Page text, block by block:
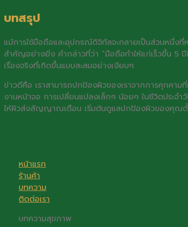
บทสรุป
แม้การใช้มือถือและอุปกรณ์ดิจิทัลจะกลายเป็นส่วนหนึ่งที่
สำคัญอย่างยิ่ง คำกล่าวที่ว่า “มือถือทำให้แก่เร็วขึ้น 5
เรื่องจริงที่เกิดขึ้นแบบสะสมอย่างเงียบๆ
ข่าวดีคือ เราสามารถปกป้องผิวของเราจากการคุกคา
งานหน้าจอ การเปลี่ยนแปลงเล็กๆ น้อยๆ ในชีวิตประจ
ให้ผิวส่งสัญญาณเตือน เริ่มต้นดูแลปกป้องผิวของคุณตั้
หน้าแรก
ร้านค้า
บทความ
ติดต่อเรา
บทความสุขภาพ